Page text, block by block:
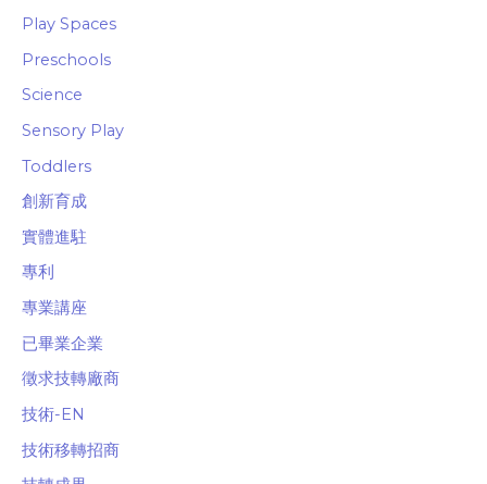
Play Spaces
Preschools
Science
Sensory Play
Toddlers
創新育成
實體進駐
專利
專業講座
已畢業企業
徵求技轉廠商
技術-EN
技術移轉招商